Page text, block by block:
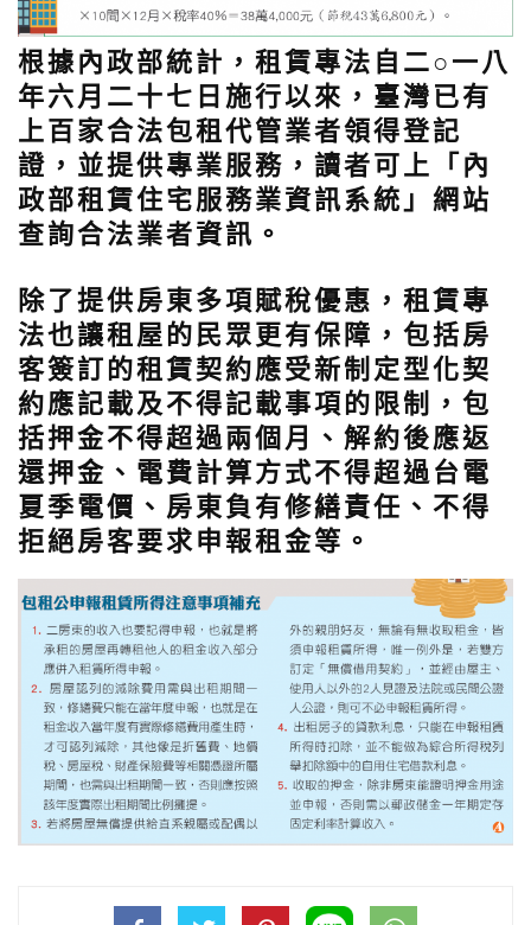
根據內政部統計，租賃專法自二○一八
年六月二十七日施行以來，臺灣已有
上百家合法包租代管業者領得登記
證，並提供專業服務，讀者可上「內
政部租賃住宅服務業資訊系統」網站
查詢合法業者資訊。
除了提供房東多項賦稅優惠，租賃專
法也讓租屋的民眾更有保障，包括房
客簽訂的租賃契約應受新制定型化契
約應記載及不得記載事項的限制，包
括押金不得超過兩個月、解約後應返
還押金、電費計算方式不得超過台電
夏季電價、房東負有修繕責任、不得
拒絕房客要求申報租金等。